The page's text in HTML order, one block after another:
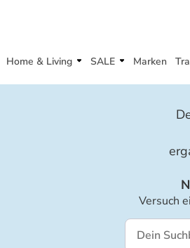
Home & Living SALE Marken
Versuch